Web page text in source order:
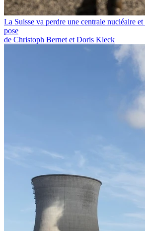
La Suisse va perdre une centrale nucléaire
pose
de Christoph Bernet et Doris Kleck